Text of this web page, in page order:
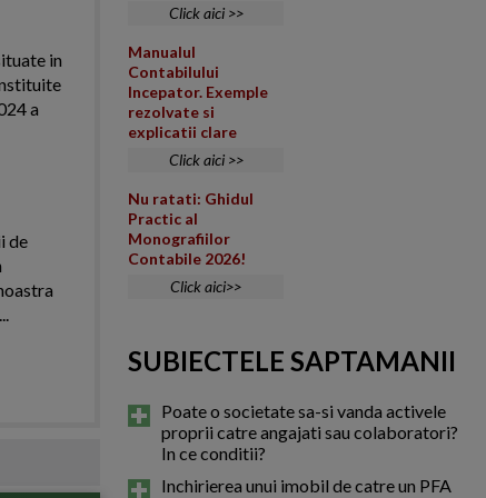
in
a
de
Click aici >>
Manualul
Contabilului
Incepator. Exemple
rezolvate si
explicatii clare
Click aici >>
Nu ratati: Ghidul
Practic al
Monografiilor
Contabile 2026!
Click aici>>
SUBIECTELE SAPTAMANII
Poate o societate sa-si vanda activele
proprii catre angajati sau colaboratori?
In ce conditii?
Inchirierea unui imobil de catre un PFA